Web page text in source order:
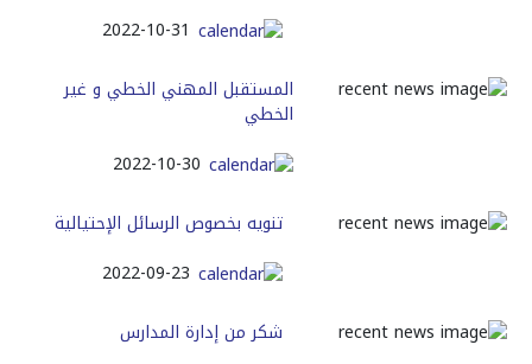
2022-10-31
المستقبل المهني الخطي و غير
الخطي
2022-10-30
تنويه بخصوص الرسائل الإحتيالية
2022-09-23
شكر من إدارة المدارس